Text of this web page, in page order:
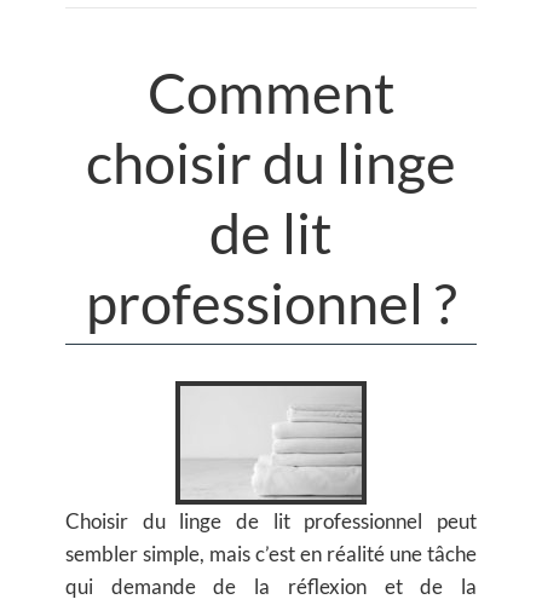
Comment
choisir du linge
de lit
professionnel ?
Choisir du linge de lit professionnel peut
sembler simple, mais c’est en réalité une tâche
qui demande de la réflexion et de la